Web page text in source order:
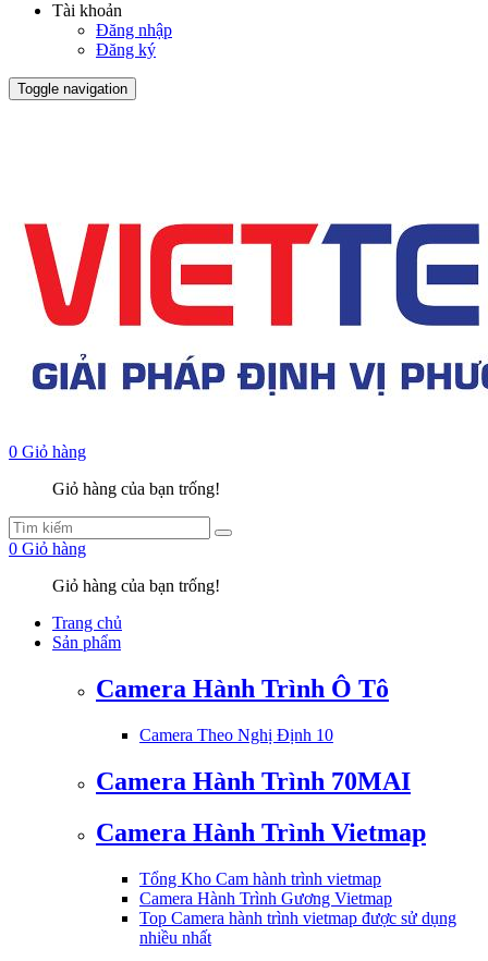
Tài khoản
Đăng nhập
Đăng ký
Toggle navigation
0 Giỏ hàng
Giỏ hàng của bạn trống!
0 Giỏ hàng
Giỏ hàng của bạn trống!
Trang chủ
Sản phẩm
Camera Hành Trình Ô Tô
Camera Theo Nghị Định 10
Camera Hành Trình 70MAI
Camera Hành Trình Vietmap
Tổng Kho Cam hành trình vietmap
Camera Hành Trình Gương Vietmap
Top Camera hành trình vietmap được sử dụng
nhiều nhất